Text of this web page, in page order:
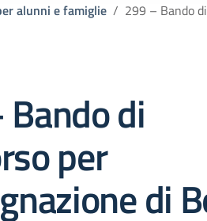
alunni e famiglie 299 – Bando
di
per
di